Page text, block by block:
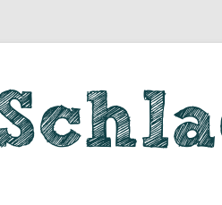
Schlagseite